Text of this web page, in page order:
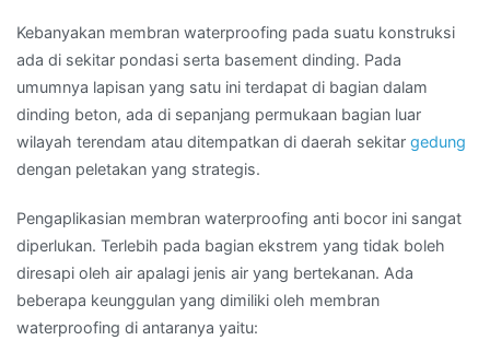
Kebanyakan membran waterproofing pada suatu konstruksi
ada di sekitar pondasi serta basement dinding. Pada
umumnya lapisan yang satu ini terdapat di bagian dalam
dinding beton, ada di sepanjang permukaan bagian luar
wilayah terendam atau ditempatkan di daerah sekitar gedung
dengan peletakan yang strategis.
Pengaplikasian membran waterproofing anti bocor ini sangat
diperlukan. Terlebih pada bagian ekstrem yang tidak boleh
diresapi oleh air apalagi jenis air yang bertekanan. Ada
beberapa keunggulan yang dimiliki oleh membran
waterproofing di antaranya yaitu: